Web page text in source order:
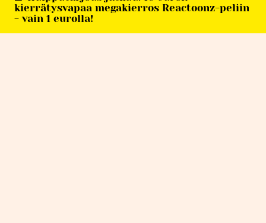
kierrätysvapaa megakierros Reactoonz-peliin
- vain 1 eurolla!